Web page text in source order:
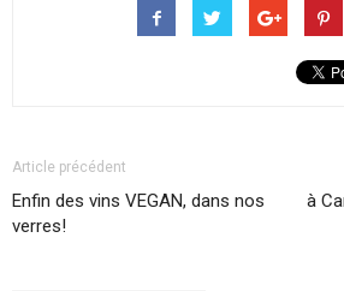
Article précédent
Enfin des vins VEGAN, dans nos
verres!
à